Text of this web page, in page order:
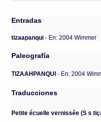
Entradas
tizaapanqui- En: 2004 Wimmer
Paleografía
TIZAAHPANQUI - En: 2004
Traducciones
Petite écuelle vernissée (S s